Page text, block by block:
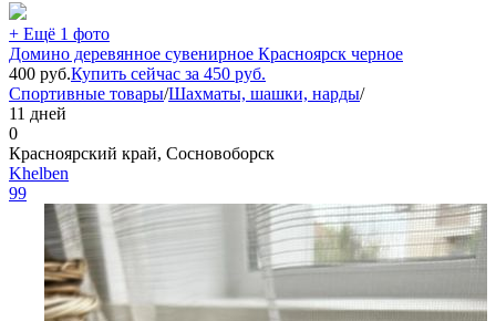
+ Ещё 1 фото
Домино деревянное сувенирное Красноярск черное
400 руб.Купить сейчас за 450 руб.
Спортивные товары/Шахматы, шашки, нарды/
11 дней
0
Красноярский край, Сосновоборск
Khelben
99